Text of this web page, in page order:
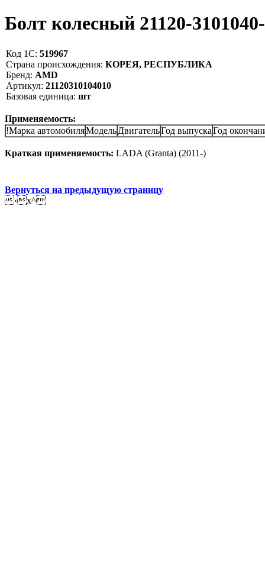
Болт колесный 21120-
Код 1С: 519967
Страна происхождения: КОРЕЯ, РЕСПУБЛИКА
Бренд: AMD
Артикул: 21120310104010
Базовая единица: шт
Применяемость:
!Марка автомобиляМодельДвигательГод выпускаГод
Краткая применяемость: LADA (Granta) (2011-)
Вернуться на предыдущую страницу
‹x^